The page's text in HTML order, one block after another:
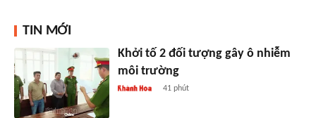
TIN MỚI
Khởi tố 2 đối tượng gây ô nhiễm
môi trường
41 phút